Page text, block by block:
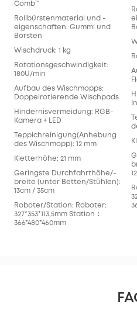
Comb™
Rollbürstenmaterial und -
eigenschaften: Gummi und
Borsten
Wischdruck: 1 kg
Rotationsgeschwindigkeit:
180U/min
Aufbau des Wischmopps:
Doppelrotierende Wischpads
Hindernisvermeidung: RGB-
Kamera + LED
Teppichreinigung(Anhebung
des Wischmopp): 12 mm
Kletterhöhe: 21 mm
Geringste Durchfahrthöhe/-
breite (unter Betten/Stühlen):
13cm / 35cm
Roboter/Station: Roboter:
327*353*113,5mm Station：
366*480*460mm